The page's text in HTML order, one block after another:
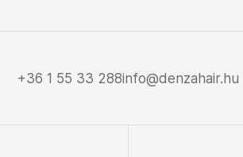
+36 1 55 33 288info@denzahair.hu